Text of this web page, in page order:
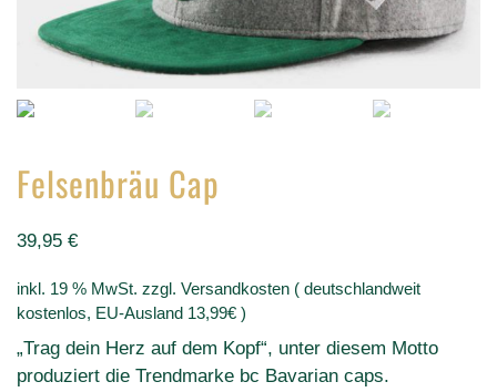
Felsenbräu Cap
39,95 €
inkl. 19 % MwSt. zzgl. Versandkosten ( deutschlandweit
kostenlos, EU-Ausland 13,99€ )
„Trag dein Herz auf dem Kopf“, unter diesem Motto
produziert die Trendmarke bc Bavarian caps.